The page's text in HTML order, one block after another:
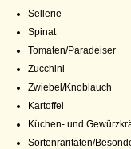
Sellerie
Spinat
Tomaten/Paradeiser
Zucchini
Zwiebel/Knoblauch
Kartoffel
Küchen- und
Sortenraritäten/